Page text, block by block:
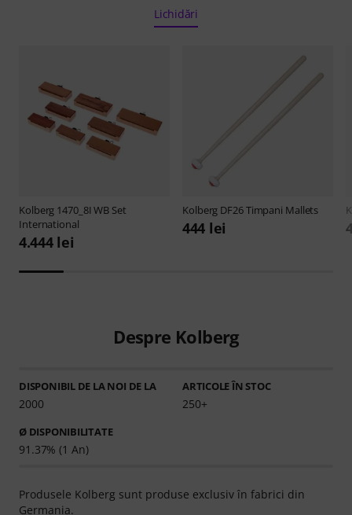
Lichidări
Kolberg 1470_8I WB Set
International
4.444 lei
Kolberg DF26 Timpani Mallets
444 lei
Despre Kolberg
DISPONIBIL DE LA NOI DE LA
2000
ARTICOLE ÎN STOC
250+
Ø DISPONIBILITATE
91.37% (1 An)
Produsele Kolberg sunt produse exclusiv în fabrici din
Germania.